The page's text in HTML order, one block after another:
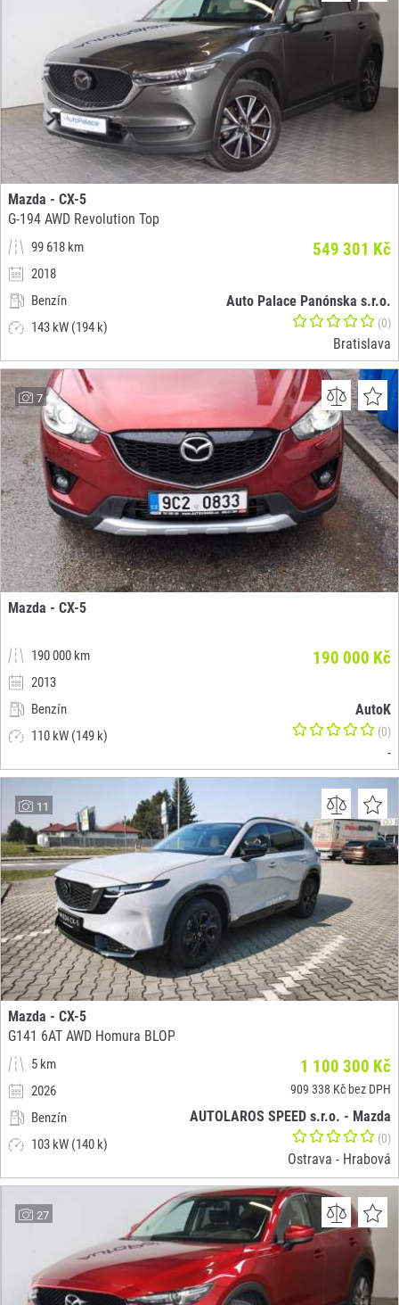
Mazda - CX-5
G-194 AWD Revolution Top
99 618 km
2018
Benzín
143 kW (194 k)
549 301 Kč
Auto Palace Panónska s.r.o.
(0)
Bratislava
7
Mazda - CX-5
190 000 km
2013
Benzín
110 kW (149 k)
190 000 Kč
AutoK
(0)
-
11
Mazda - CX-5
G141 6AT AWD Homura BLOP
5 km
2026
Benzín
103 kW (140 k)
1 100 300 Kč
909 338 Kč bez DPH
AUTOLAROS SPEED s.r.o. - Mazda
(0)
Ostrava - Hrabová
27